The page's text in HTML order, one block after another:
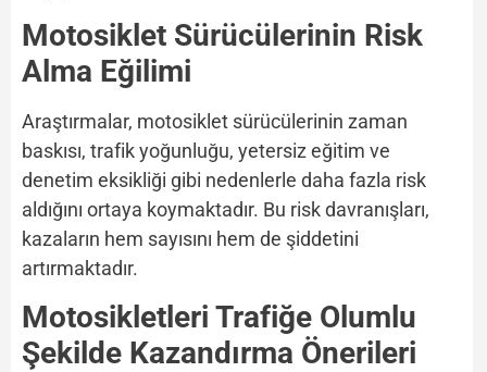
Motosiklet Sürücülerinin Risk
Alma Eğilimi
Araştırmalar, motosiklet sürücülerinin zaman
baskısı, trafik yoğunluğu, yetersiz eğitim ve
denetim eksikliği gibi nedenlerle daha fazla risk
aldığını ortaya koymaktadır. Bu risk davranışları,
kazaların hem sayısını hem de şiddetini
artırmaktadır.
Motosikletleri Trafiğe Olumlu
Şekilde Kazandırma Önerileri